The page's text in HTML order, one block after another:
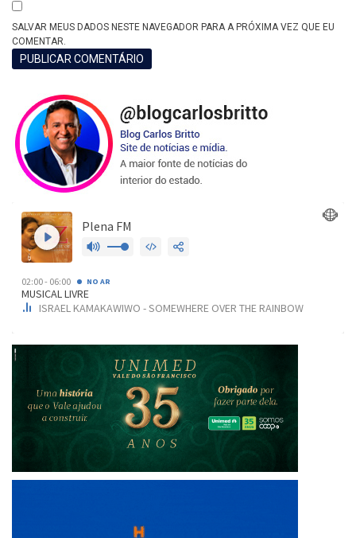
SALVAR MEUS DADOS NESTE NAVEGADOR PARA A PRÓXIMA VEZ QUE EU
COMENTAR.